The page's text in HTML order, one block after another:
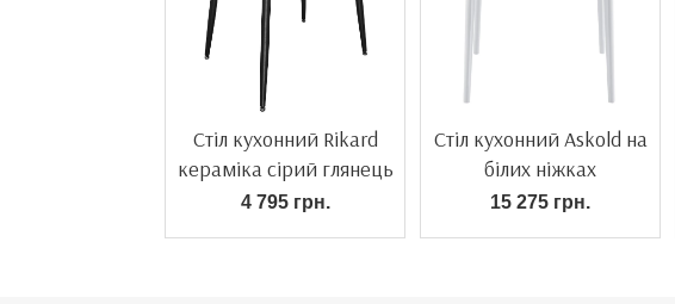
Стіл кухонний Rikard
кераміка сірий глянець
4 795 грн.
Стіл кухонний Askold на
білих ніжках
15 275 грн.